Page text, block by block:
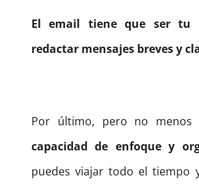
El email tiene que ser tu
redactar mensajes breves y
Por último, pero no menos
capacidad de enfoque y
puedes viajar todo el tiempo